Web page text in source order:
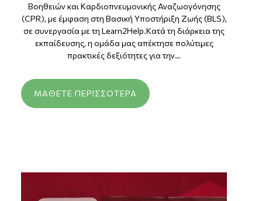
Βοηθειών και Καρδιοπνευμονικής Αναζωογόνησης
(CPR), με έμφαση στη Βασική Υποστήριξη Ζωής (BLS),
σε συνεργασία με τη Learn2Help.Κατά τη διάρκεια της
εκπαίδευσης, η ομάδα μας απέκτησε πολύτιμες
πρακτικές δεξιότητες για την…
ΜΆΘΕΤΕ ΠΕΡΙΣΣΌΤΕΡΑ